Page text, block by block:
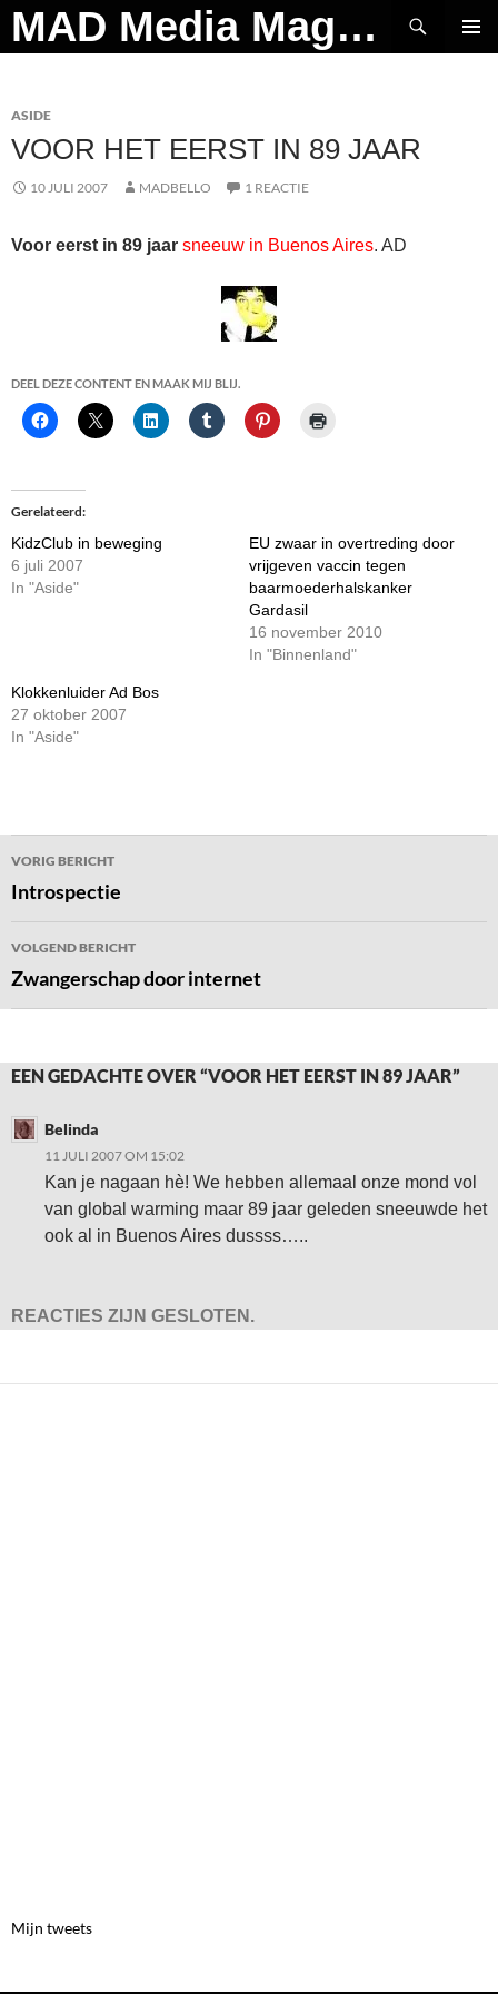
Ga
naar
MAD Media Magazine
Zoeken
ASIDE
VOOR HET EERST IN 89 JAAR
10 JULI 2007 MADBELLO 1 REACTIE
Voor eerst in 89 jaar sneeuw in Buenos Aires. AD
DEEL DEZE CONTENT EN MAAK MIJ BLIJ.
Gerelateerd
KidzClub in beweging
6 juli 2007
In "Aside"
EU zwaar in overtreding door
vrijgeven vaccin tegen
baarmoederhalskanker
Gardasil
16 november 2010
In "Binnenland"
Klokkenluider Ad Bos
27 oktober 2007
In "Aside"
Bericht
navigatie
VORIG BERICHT
Introspectie
VOLGEND BERICHT
Zwangerschap door internet
EEN GEDACHTE OVER “VOOR HET EERST IN 89 JAAR”
Belinda
11 JULI 2007 OM 15:02
Kan je nagaan hè! We hebben allemaal onze mond vol
van global warming maar 89 jaar geleden sneeuwde het
ook al in Buenos Aires dussss…..
REACTIES ZIJN GESLOTEN.
Mijn tweets